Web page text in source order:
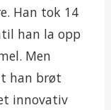
Han tok 14
han la opp
Men
han brøt
innovativ